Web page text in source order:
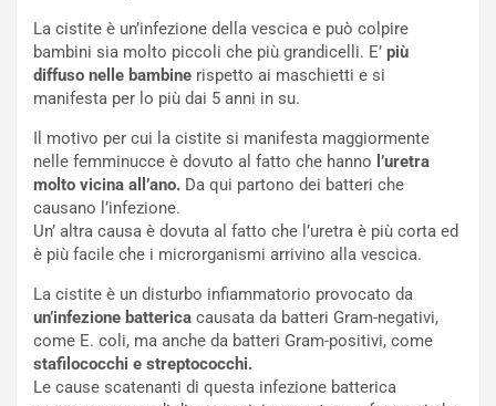
La cistite è un’infezione della vescica e può colpire
bambini sia molto piccoli che più grandicelli. E’ più
diffuso nelle bambine rispetto ai maschietti e si
manifesta per lo più dai 5 anni in su.
Il motivo per cui la cistite si manifesta maggiormente
nelle femminucce è dovuto al fatto che hanno l’uretra
molto vicina all’ano. Da qui partono dei batteri che
causano l’infezione.
Un’ altra causa è dovuta al fatto che l’uretra è più corta ed
è più facile che i microrganismi arrivino alla vescica.
La cistite è un disturbo infiammatorio provocato da
un’infezione batterica causata da batteri Gram-negativi,
come E. coli, ma anche da batteri Gram-positivi, come
stafilococchi e streptococchi.
Le cause scatenanti di questa infezione batterica